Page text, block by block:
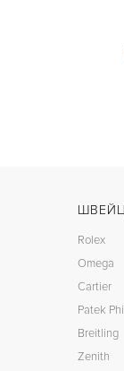
Rolex
Omega
Cartier
Patek
Breitling
Zenith